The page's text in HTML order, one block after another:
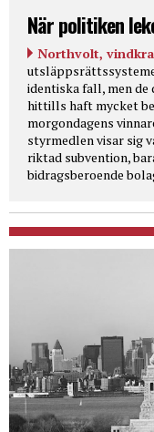
När politiken
Northvolt,
identiska fall, men de
hittills haft mycket
morgondagens
styrmedlen visar sig
riktad subvention,
bidragsberoende